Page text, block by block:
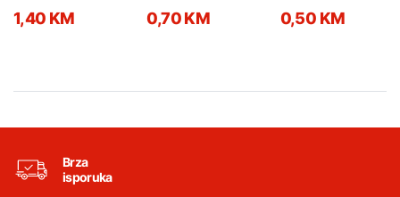
1,40 KM 0,70 KM 0,50 KM
Brza
isporuka